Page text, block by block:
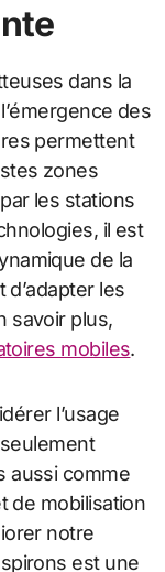
dans la
des
permettent
zones
les stations
il est
de la
les
savoir plus,
mobiles.
l’usage
aussi comme
de mobilisation
notre
est une